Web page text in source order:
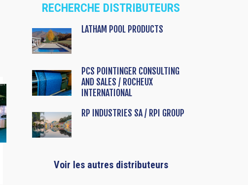
RECHERCHE DISTRIBUTEURS
LATHAM POOL PRODUCTS
PCS POINTINGER CONSULTING
AND SALES / ROCHEUX
INTERNATIONAL
RP INDUSTRIES SA / RPI GROUP
Voir les autres distributeurs